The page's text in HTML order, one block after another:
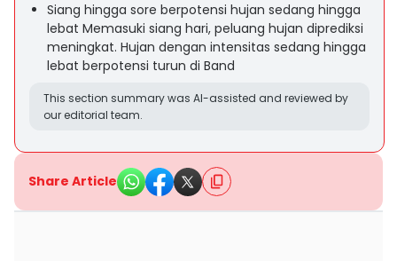
Siang hingga sore berpotensi hujan sedang hingga
lebat Memasuki siang hari, peluang hujan diprediksi
meningkat. Hujan dengan intensitas sedang hingga
lebat berpotensi turun di Band
This section summary was AI-assisted and reviewed by
our editorial team.
Share Article